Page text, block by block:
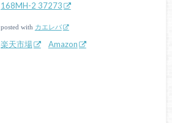
168MH-2 37273
posted with カエレバ
楽天市場 Amazon